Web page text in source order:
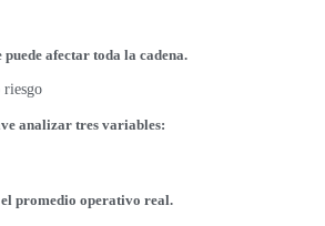
afectar toda la cadena.
analizar tres variables:
promedio operativo real.